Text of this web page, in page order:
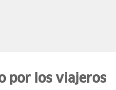
por los viajeros